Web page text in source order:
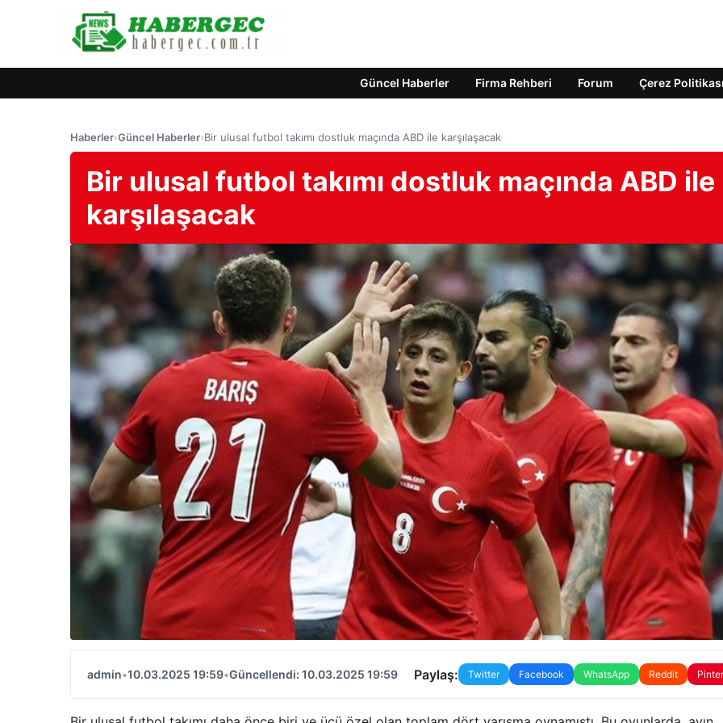
Güncel Haberler Firma Rehberi Forum Çerez Politikası
Haberler›Güncel Haberler›Bir ulusal futbol takımı dostluk maçında ABD ile karşılaşacak
Bir ulusal futbol takımı dostluk maçında ABD ile
karşılaşacak
admin•10.03.2025 19:59•Güncellendi: 10.03.2025 19:59 Paylaş: Twitter Facebook WhatsApp Reddit